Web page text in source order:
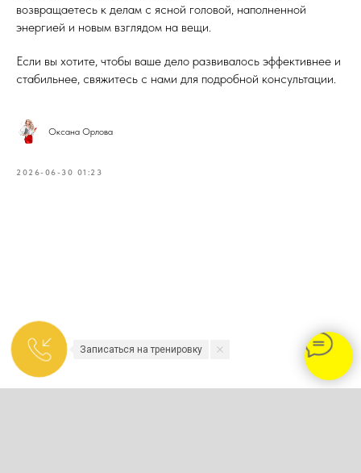
возвращаетесь к делам с ясной головой, наполненной
энергией и новым взглядом на вещи.
Если вы хотите, чтобы ваше дело развивалось эффективнее и
стабильнее, свяжитесь с нами для подробной консультации.
Оксана Орлова
2026-06-30 01:23